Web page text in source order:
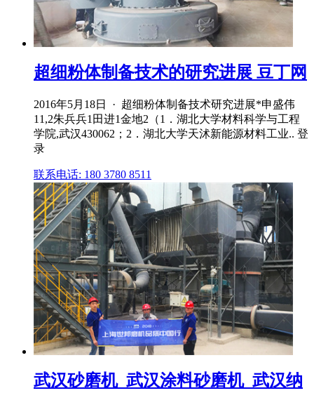
超细粉体制备技术的研究进展 豆丁网
2016年5月18日 · 超细粉体制备技术研究进展*申盛伟
11,2朱兵兵1田进1金地2（1．湖北大学材料科学与工程
学院,武汉430062；2．湖北大学天沭新能源材料工业.. 登
录
联系电话: 180 3780 8511
武汉砂磨机_武汉涂料砂磨机_武汉纳